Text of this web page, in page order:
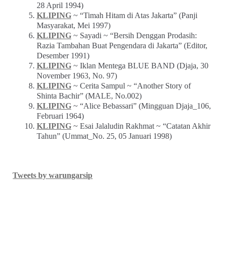
28 April 1994)
KLIPING~ “Timah Hitam di Atas Jakarta” (Panji
Masyarakat, Mei 1997)
KLIPING~ Sayadi ~ “Bersih Denggan Prodasih:
Razia Tambahan Buat Pengendara di Jakarta” (Editor,
Desember 1991)
KLIPING~ Iklan Mentega BLUE BAND (Djaja, 30
November 1963, No. 97)
KLIPING~ Cerita Sampul ~ “Another Story of
Shinta Bachir” (MALE, No.002)
KLIPING~ “Alice Bebassari” (Mingguan Djaja_106,
Februari 1964)
KLIPING~ Esai Jalaludin Rakhmat ~ “Catatan Akhir
Tahun” (Ummat_No. 25, 05 Januari 1998)
Tweets by warungarsip